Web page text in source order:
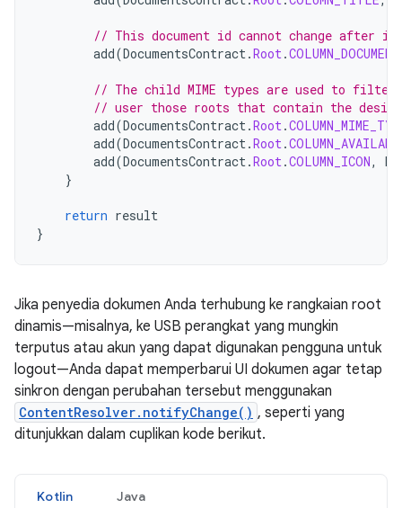
// This document id cannot change after
add(DocumentsContract.Root.
// The child MIME types are used to
// user those roots that contain the
add(DocumentsContract.Root.
add(DocumentsContract.Root.
add(DocumentsContract.Root.COLUMN_ICON, R
}
return result
}
Jika penyedia dokumen Anda terhubung ke rangkaian root
dinamis—misalnya, ke USB perangkat yang mungkin
terputus atau akun yang dapat digunakan pengguna untuk
logout—Anda dapat memperbarui UI dokumen agar tetap
sinkron dengan perubahan tersebut menggunakan
ContentResolver.notifyChange() , seperti yang
ditunjukkan dalam cuplikan kode berikut.
Kotlin Java